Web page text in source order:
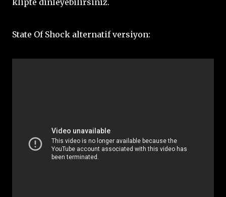
klipte dinleyebilirsiniz.
State Of Shock alternatif versiyon: